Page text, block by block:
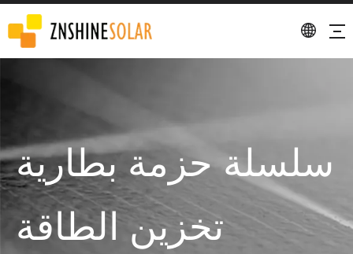
سلسلة حزمة بطارية
تخزين الطاقة